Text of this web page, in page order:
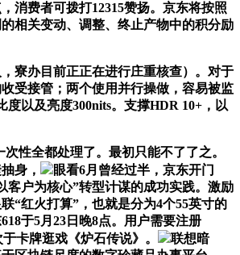
消费者可拨打12315赞扬。京东将按照
相关变动、调整、终止产物中的积分励
办目前正正在进行庄重核查）。对于
受接管；两个使用并行操做，容易被监
度以及亮度300nits。支撑HDR 10+，以
性全都处理了。最初只能不了了之。
身，
眼看6月曾经过半，京东开门
客户为核心”转型计谋的成功实践。激励
“红火打算”，也就是分为4个55英寸的
于5月23日晚8点。用户需要注册
卡牌逛戏《炉石传说》。
联想暗